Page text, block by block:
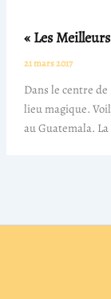
« Les
21 mars 2017
Dans le centre
lieu magique.
au Guatemala.